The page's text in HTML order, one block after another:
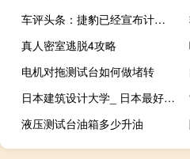
车评头条：捷豹已经宣布计划将F-Type系列从目前的六款车型扩展到明年的14种不同版本
真人密室逃脱4攻略
电机对拖测试台如何做堵转
日本建筑设计大学_ 日本最好的建筑设计大学有哪些
液压测试台油箱多少升油